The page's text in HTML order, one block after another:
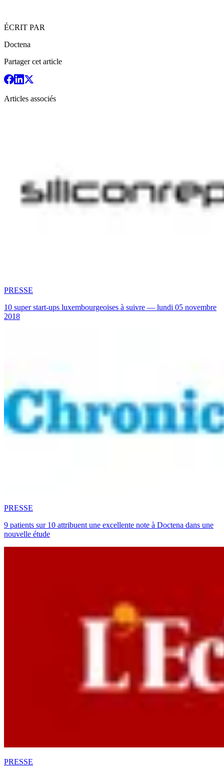
ÉCRIT PAR
Doctena
Partager cet article
Articles associés
PRESSE
10 super start-ups luxembourgeoises à suivre — lundi 05 novembre
2018
PRESSE
9 patients sur 10 attribuent une excellente note à Doctena dans une
nouvelle étude
PRESSE